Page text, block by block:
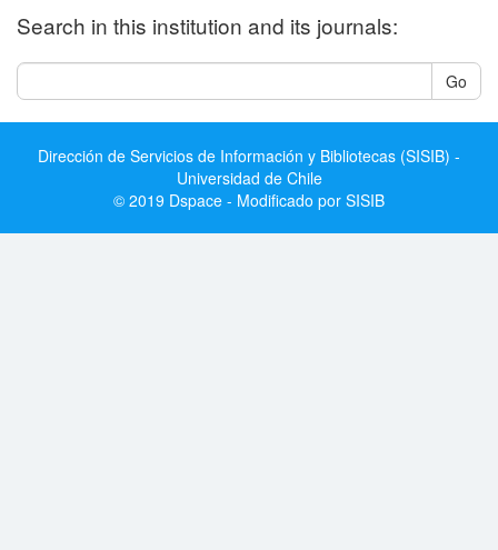
Search in this institution and its journals:
Go
Dirección de Servicios de Información y Bibliotecas (SISIB) -
Universidad de Chile
© 2019 Dspace - Modificado por SISIB